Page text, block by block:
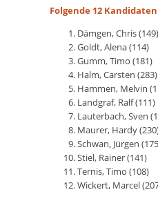
Folgende 12
Dämgen, Chris (149)
Goldt, Alena (114)
Gumm, Timo (181)
Halm, Carsten (283)
Hammen, Melvin
Landgraf, Ralf (111)
Lauterbach, Sven
Maurer, Hardy
Schwan, Jürgen
Stiel, Rainer (141)
Ternis, Timo (108)
Wickert, Marcel